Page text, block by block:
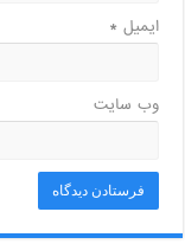
ایمیل*
وب‌ سایت